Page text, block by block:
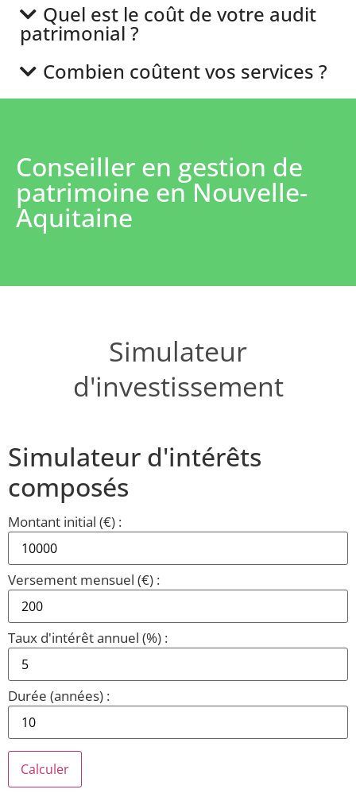
Quel est le coût de votre audit
patrimonial ?
Combien coûtent vos services ?
Conseiller en gestion de
patrimoine en Nouvelle-
Aquitaine
Simulateur
d'investissement
Simulateur d'intérêts
composés
Montant initial (€) :
Versement mensuel (€) :
Taux d'intérêt annuel (%) :
Durée (années) :
Calculer